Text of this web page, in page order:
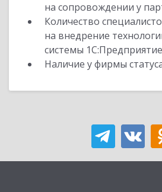
на сопровождении у
Количество
на внедрение
системы
Наличие у фирмы